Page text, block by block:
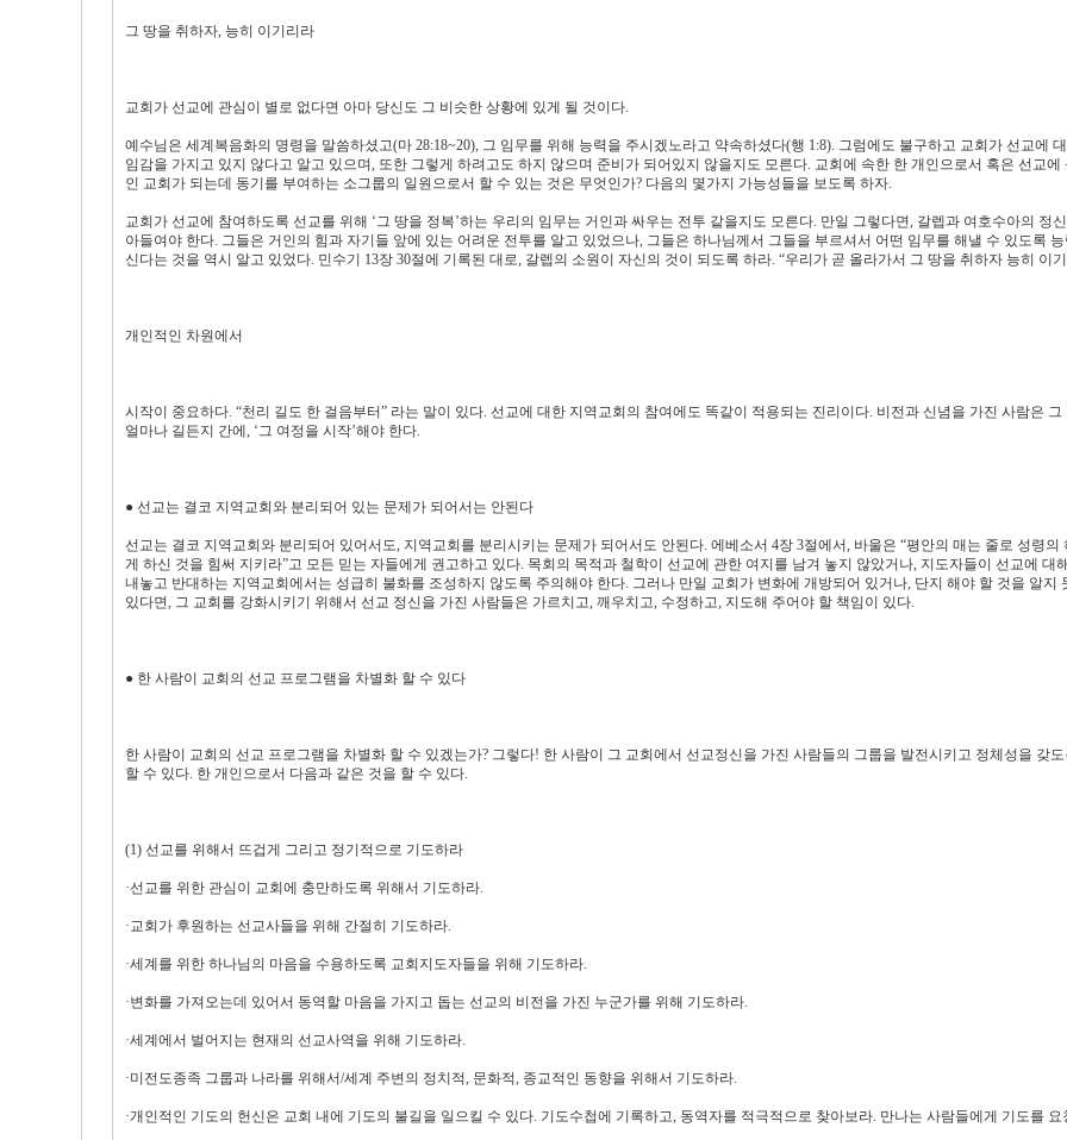
그 땅을 취하자, 능히 이기리라
교회가 선교에 관심이 별로 없다면 아마 당신도 그 비슷한 상황에 있게 될 것이다.
예수님은 세계복음화의 명령을 말씀하셨고(마 28:18~20), 그 임무를 위해 능력을 주시겠노라고 약속하셨다(행 1:8). 그럼에도 불구하고 교회가 선교에
임감을 가지고 있지 않다고 알고 있으며, 또한 그렇게 하려고도 하지 않으며 준비가 되어있지 않을지도 모른다. 교회에 속한 한 개인으로서 혹은 선교에
인 교회가 되는데 동기를 부여하는 소그룹의 일원으로서 할 수 있는 것은 무엇인가? 다음의 몇가지 가능성들을 보도록 하자.
교회가 선교에 참여하도록 선교를 위해 ‘그 땅을 정복’하는 우리의 임무는 거인과 싸우는 전투 같을지도 모른다. 만일 그렇다면, 갈렙과 여호수아의 정
아들여야 한다. 그들은 거인의 힘과 자기들 앞에 있는 어려운 전투를 알고 있었으나, 그들은 하나님께서 그들을 부르셔서 어떤 임무를 해낼 수 있도록
신다는 것을 역시 알고 있었다. 민수기 13장 30절에 기록된 대로, 갈렙의 소원이 자신의 것이 되도록 하라. “우리가 곧 올라가서 그 땅을 취하자 능히 이
개인적인 차원에서
시작이 중요하다. “천리 길도 한 걸음부터” 라는 말이 있다. 선교에 대한 지역교회의 참여에도 똑같이 적용되는 진리이다. 비전과 신념을 가진 사람은 그
얼마나 길든지 간에, ‘그 여정을 시작’해야 한다.
● 선교는 결코 지역교회와 분리되어 있는 문제가 되어서는 안된다
선교는 결코 지역교회와 분리되어 있어서도, 지역교회를 분리시키는 문제가 되어서도 안된다. 에베소서 4장 3절에서, 바울은 “평안의 매는 줄로 성령의
게 하신 것을 힘써 지키라”고 모든 믿는 자들에게 권고하고 있다. 목회의 목적과 철학이 선교에 관한 여지를 남겨 놓지 않았거나, 지도자들이 선교에 대
내놓고 반대하는 지역교회에서는 성급히 불화를 조성하지 않도록 주의해야 한다. 그러나 만일 교회가 변화에 개방되어 있거나, 단지 해야 할 것을 알지
있다면, 그 교회를 강화시키기 위해서 선교 정신을 가진 사람들은 가르치고, 깨우치고, 수정하고, 지도해 주어야 할 책임이 있다.
● 한 사람이 교회의 선교 프로그램을 차별화 할 수 있다
한 사람이 교회의 선교 프로그램을 차별화 할 수 있겠는가? 그렇다! 한 사람이 그 교회에서 선교정신을 가진 사람들의 그룹을 발전시키고 정체성을 갖
할 수 있다. 한 개인으로서 다음과 같은 것을 할 수 있다.
(1) 선교를 위해서 뜨겁게 그리고 정기적으로 기도하라
·선교를 위한 관심이 교회에 충만하도록 위해서 기도하라.
·교회가 후원하는 선교사들을 위해 간절히 기도하라.
·세계를 위한 하나님의 마음을 수용하도록 교회지도자들을 위해 기도하라.
·변화를 가져오는데 있어서 동역할 마음을 가지고 돕는 선교의 비전을 가진 누군가를 위해 기도하라.
·세계에서 벌어지는 현재의 선교사역을 위해 기도하라.
·미전도종족 그룹과 나라를 위해서/세계 주변의 정치적, 문화적, 종교적인 동향을 위해서 기도하라.
·개인적인 기도의 헌신은 교회 내에 기도의 불길을 일으킬 수 있다. 기도수첩에 기록하고, 동역자를 적극적으로 찾아보라. 만나는 사람들에게 기도를 요